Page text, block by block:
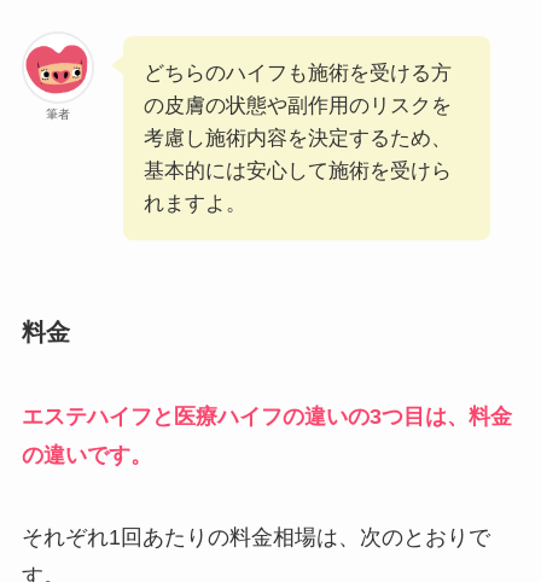
筆者
どちらのハイフも施術を受ける方
の皮膚の状態や副作用のリスクを
考慮し施術内容を決定するため、
基本的には安心して施術を受けら
れますよ。
料金
エステハイフと医療ハイフの違いの3つ目は、料金
の違いです。
それぞれ1回あたりの料金相場は、次のとおりで
す。